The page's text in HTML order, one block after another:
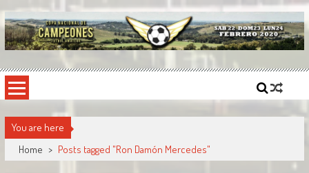
to
content
Copa Nacional de Campeones
El torneo semestral que reúne a los mejores equipos de fútbol sintético del país.
You are here
Home > Posts tagged "Ron Damón Mercedes"